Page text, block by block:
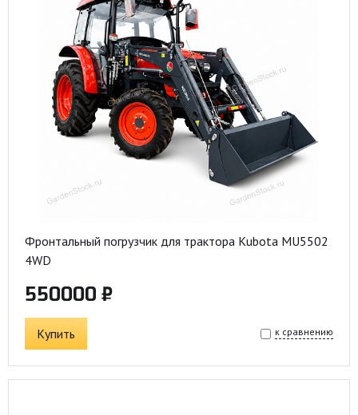
Фронтальный погрузчик для трактора Kubota MU5502
4WD
550000 ₽
Купить к сравнению